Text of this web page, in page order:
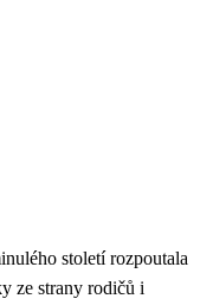
století rozpoutala
ze strany rodičů i